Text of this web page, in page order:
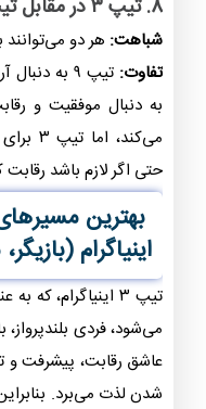
8. تیپ ۳ در مقابل تیپ ۹ (صلح‌طلب)
شباهت: هر دو می‌توانند
تفاوت:
حتی اگر لازم باشد رقابت
اینیاگرام
تیپ ۳ اینیاگرام، که
می‌شود، فردی
عاشق رقابت، پیشرفت و
شدن لذت می‌برد.